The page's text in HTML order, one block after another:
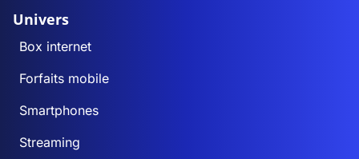
Univers
Box internet
Forfaits mobile
Smartphones
Streaming